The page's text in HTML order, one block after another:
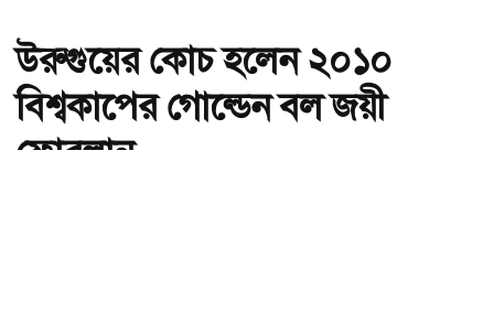
উরুগুয়ের কোচ হলেন ২০১০
বিশ্বকাপের গোল্ডেন বল জয়ী
ফোরলান